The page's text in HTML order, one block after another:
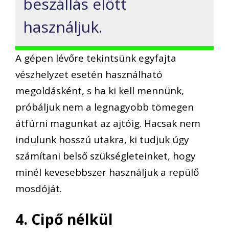
használjuk.
A gépen lévőre tekintsünk egyfajta
vészhelyzet esetén használható
megoldásként, s ha ki kell mennünk,
próbáljuk nem a legnagyobb tömegen
átfúrni magunkat az ajtóig. Hacsak nem
indulunk hosszú utakra, ki tudjuk úgy
számítani belső szükségleteinket, hogy
minél kevesebbszer használjuk a repülő
mosdóját.
4. Cipő nélkül